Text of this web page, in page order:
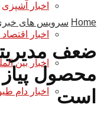
اخبار آشپزی
اخبار اقتصاد
اخبار بین
اخبار دام
Home سرویس های
ضعف
محصول
است